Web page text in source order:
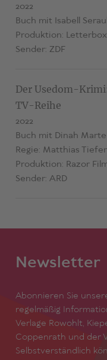
2022
Buch mit Isabell
Produktion:
Sender: ZDF
Der Usedom-
TV-Reihe
2022
Buch mit Dinah
Regie: Matthias
Produktion: Razor
Sender: ARD
Newsletter
Abonnieren Sie
regelmäßig
Verlage Rowohlt,
Coppenrath und der
Selbstverständlich